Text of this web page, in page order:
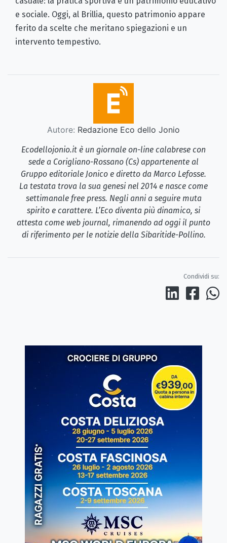
e sociale. Oggi, al Brillia, questo patrimonio appare
ferito da scelte che meritano spiegazioni e un
intervento tempestivo.
Autore: Redazione Eco dello Jonio
Ecodellojonio.it è un giornale on-line calabrese con
sede a Corigliano-Rossano (Cs) appartenente al
Gruppo editoriale Jonico e diretto da Marco Lefosse.
La testata trova la sua genesi nel 2014 e nasce come
settimanale free press. Negli anni a seguire muta
spirito e carattere. L’Eco diventa più dinamico, si
attesta come web journal, rimanendo ad oggi il punto
di riferimento per le notizie della Sibaritide-Pollino.
Condividi su: